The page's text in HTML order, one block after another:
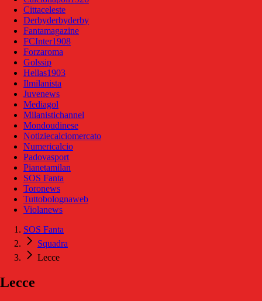
Cittaceleste
Derbyderbyderby
Fantamagazine
FCInter1908
Forzaroma
Golssip
Hellas1903
Ilmilanista
Juvenews
Mediagol
Milanistichannel
Mondoudinese
Notiziecalciomercato
Numericalcio
Padovasport
Pianetamilan
SOS Fanta
Toronews
Tuttobolognaweb
Violanews
SOS Fanta
Squadra
Lecce
Lecce